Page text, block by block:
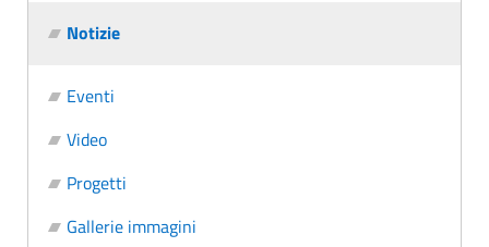
Notizie
Eventi
Video
Progetti
Gallerie immagini